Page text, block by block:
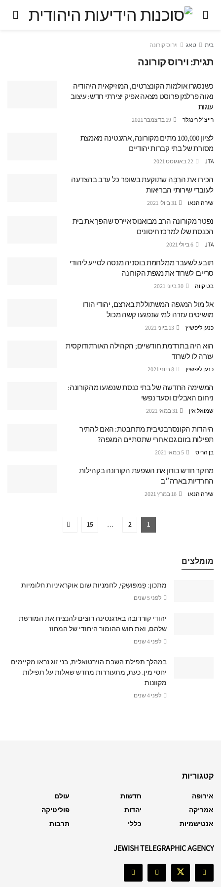
בית טאג וירוס קורונה
תגית:וירוס קורונה
כשנסגרו אולמות הקונצרטים, המוזיקאית היהודיה
נאוה פרלמן פרוסט מצאה אפיק יצירתי חדש: עיצוב
עוגות
רייצ׳ל רינגלר
לציון 100,000 מתים מקורונה, ארגנטינה מאמצת
מסורת של בתי קברות יהודיים
JTA
הכירו את הרַבָּה שתוקעת בשופר כל ערב בהצדעה
לעובדי שירותי הבריאות
שירה הנאו
נפטר מקורונה הרב מבואנוס איירס שהפך את בית
הכנסת שלו למרכז חיסונים
JTA
תובע לשעבר ממלחמת בוסניה מנסה לסייע ליהודי
סרייבו לשרוד את מגפת הקורונה
בט קווה
אל מול המגפה המשתוללת בארצם, יהודי הודו
מושיטים עזרה למי שנפגעו קשה מכול
כנען ליפשיץ
הוא היה בתרדמת חודשיים; הקהילה האורתודוקסית
עזרה לו לשרוד
כנען ליפשיץ
המשימה החדשה של בתי כנסת שנפגעו מהקורונה:
ניחום האבלים וסעד נפשי
שמואל אין
היהדות הקונסרבטיבית מתחבטת: האם להתיר
תפילות בזום גם אחרי שתסתיים המגפה?
בן הריס
מחקר חדש בוחן את השפעת הקורונה בקהילות
החרדיות בארה״ב
שירה הנאו
1
2
…
15
מומלצים
מתכון: פַּמפּוּשְקִי, לחמניות שום אוקראיניות חלומיות
לפני 5 שנים
יהודי קורדובה בארגנטינה רוצים להנציח את המורשת
שלהם, ואת חוש ההומור היחודי של המחוז
לפני 4 שנים
במהלך תפילת השבת הוירטואלית, בני זוג נראו מקיימים
יחסי מין. כעת, מתעוררות מחדש שאלות על תפילות
מקוונות
לפני 4 שנים
קטגוריות
אירופה
אמריקה
אנטישמיות
חדשות
יהדות
כללי
עולם
פוליטיקה
תרבות
JEWISH TELEGRAPHIC AGENCY